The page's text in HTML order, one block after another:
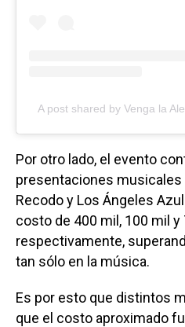
A post shared by Venga la
Por otro lado, el evento
presentaciones musicales
Recodo y Los Ángeles
costo de 400 mil, 100 mil y
respectivamente,
tan sólo en la música.
Es por esto que distintos
que el costo aproximado